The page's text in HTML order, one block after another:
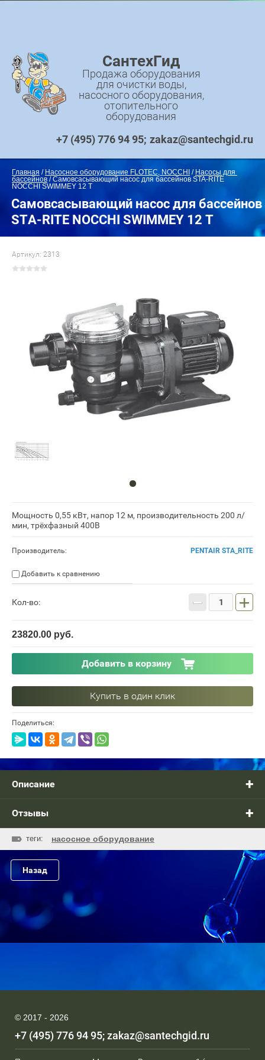
СантехГид
Продажа оборудования
для очистки воды,
насосного оборудования,
отопительного
оборудования
+7 (495) 776 94 95 zakaz@santechgid.ru
Главная / Насосное оборудование FLOTEC, NOCCHI / Насосы для
бассейнов / Самовсасывающий насос для бассейнов STA-RITE
NOCCHI SWIMMEY 12 T
Самовсасывающий насос для бассейнов
STA-RITE NOCCHI SWIMMEY 12 T
Артикул: 2313
Мощность 0,55 кВт, напор 12 м, производительность 200 л/
мин, трёхфазный 400В
Производитель: PENTAIR STA_RITE
Добавить к сравнению
Кол-во: − +
23820.00 руб.
Добавить в корзину
Купить в один клик
Поделиться:
Описание
Отзывы
теги: насосное оборудование
Назад
© 2017 - 2026
+7 (495) 776 94 95 zakaz@santechgid.ru